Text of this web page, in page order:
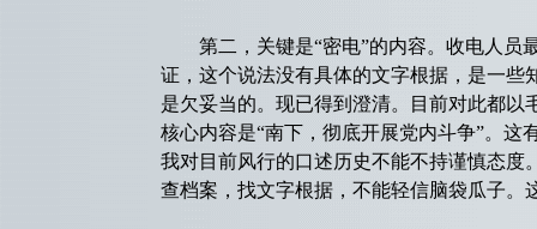
第二，关键是“密电”的内容。收电人员
证，这个说法没有具体的文字根据，是一些
是欠妥当的。现已得到澄清。目前对此都以
核心内容是“南下，彻底开展党内斗争”。
我对目前风行的口述历史不能不持谨慎态度
查档案，找文字根据，不能轻信脑袋瓜子。